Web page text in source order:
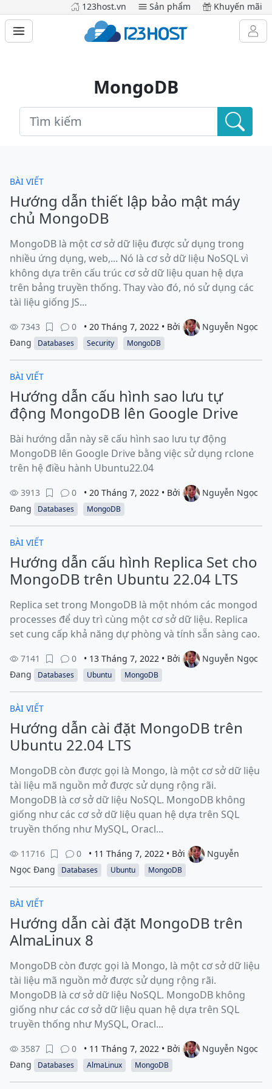
123host.vn Sản phẩm Khuyến mãi
MongoDB
BÀI VIẾT
Hướng dẫn thiết lập bảo mật máy
chủ MongoDB
MongoDB là một cơ sở dữ liệu được sử dụng trong
nhiều ứng dụng, web,... Nó là cơ sở dữ liệu NoSQL vì
không dựa trên cấu trúc cơ sở dữ liệu quan hệ dựa
trên bảng truyền thống. Thay vào đó, nó sử dụng các
tài liệu giống JS...
7343 0 • 20 Tháng 7, 2022 • Bởi
Nguyễn Ngọc
Đang
Databases Security MongoDB
BÀI VIẾT
Hướng dẫn cấu hình sao lưu tự
động MongoDB lên Google Drive
Bài hướng dẫn này sẽ cấu hình sao lưu tự động
MongoDB lên Google Drive bằng việc sử dụng rclone
trên hệ điều hành Ubuntu22.04
3913 0 • 20 Tháng 7, 2022 • Bởi
Nguyễn Ngọc
Đang
Databases MongoDB
BÀI VIẾT
Hướng dẫn cấu hình Replica Set cho
MongoDB trên Ubuntu 22.04 LTS
Replica set trong MongoDB là một nhóm các mongod
processes để duy trì cùng một cơ sở dữ liệu. Replica
set cung cấp khả năng dự phòng và tính sẵn sàng cao.
7141 0 • 13 Tháng 7, 2022 • Bởi
Nguyễn Ngọc
Đang
Databases Ubuntu MongoDB
BÀI VIẾT
Hướng dẫn cài đặt MongoDB trên
Ubuntu 22.04 LTS
MongoDB còn được gọi là Mongo, là một cơ sở dữ liệu
tài liệu mã nguồn mở được sử dụng rộng rãi.
MongoDB là cơ sở dữ liệu NoSQL. MongoDB không
giống như các cơ sở dữ liệu quan hệ dựa trên SQL
truyền thống như MySQL, Oracl...
11716 0 • 11 Tháng 7, 2022 • Bởi
Nguyễn
Ngọc Đang
Databases Ubuntu MongoDB
BÀI VIẾT
Hướng dẫn cài đặt MongoDB trên
AlmaLinux 8
MongoDB còn được gọi là Mongo, là một cơ sở dữ liệu
tài liệu mã nguồn mở được sử dụng rộng rãi.
MongoDB là cơ sở dữ liệu NoSQL. MongoDB không
giống như các cơ sở dữ liệu quan hệ dựa trên SQL
truyền thống như MySQL, Oracl...
3587 0 • 11 Tháng 7, 2022 • Bởi
Nguyễn Ngọc
Đang
Databases AlmaLinux MongoDB